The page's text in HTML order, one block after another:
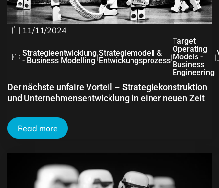
11/11/2024
Strategieentwicklung
- Business Modelling |Strategiemodell &
Entwickungsprozess|
Target
Operating
Models -
Business
Engineering
|
Der nächste unfaire Vorteil – Strategiekonstruktion
und Unternehmensentwicklung in einer neuen Zeit
Read more